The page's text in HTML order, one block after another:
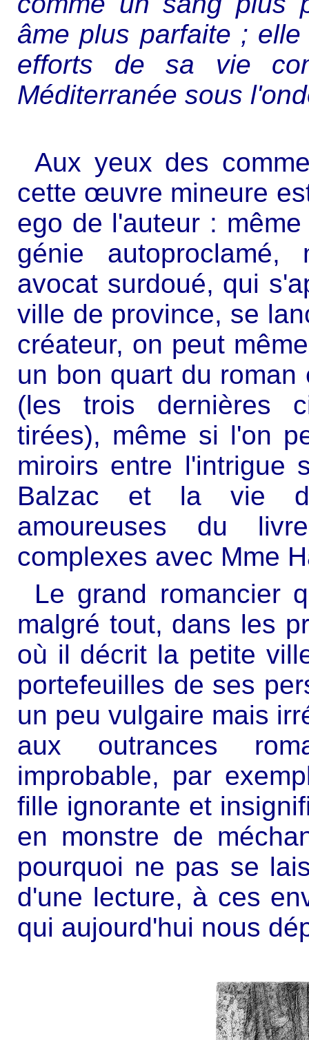
âme plus parfaite ;
efforts de sa vie
Méditerranée sous
Aux yeux des
cette œuvre mineure
ego de l'auteur :
génie
avocat surdoué, qui
ville de province, se
créateur, on peut
un bon quart du
(les trois dernières
tirées), même si l'on
miroirs entre l'intrigue
Balzac et la vie
amoureuses du
complexes avec Mme
Le grand romancier
malgré tout, dans les
où il décrit la petite
portefeuilles de ses
un peu vulgaire mais
aux outrances
improbable, par
fille ignorante et
en monstre de
pourquoi ne pas se
d'une lecture, à ces
qui aujourd'hui nous